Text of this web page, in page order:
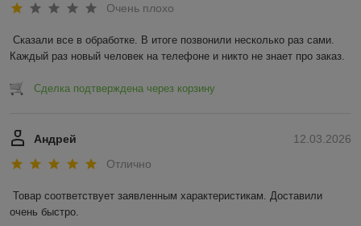
Очень плохо
Сказали все в обработке. В итоге позвонили несколько раз сами.
Каждый раз новый человек на телефоне и никто не знает про заказ.
Сделка подтверждена через корзину
12.03.2026
Андрей
Отлично
Товар соответствует заявленным характеристикам. Доставили
очень быстро.